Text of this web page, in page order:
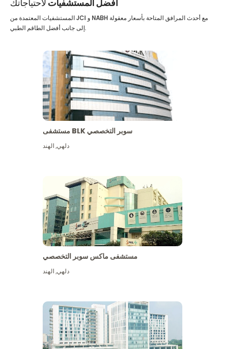
أفضل المستشفيات لاحتياجاتك
المستشفيات المعتمدة من JCI و NABH مع أحدث المرافق المتاحة بأسعار معقولة
إلى جانب أفضل الطاقم الطبي.
مستشفى BLK سوبر التخصصي
دلهي,الهند
مستشفى ماكس سوبر التخصصي
دلهي,الهند